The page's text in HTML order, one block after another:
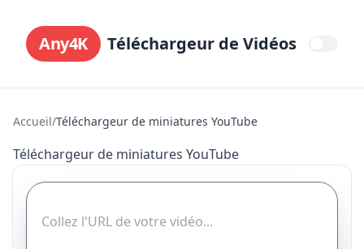
Any4K Téléchargeur de Vidéos
Accueil/Téléchargeur de miniatures YouTube
Téléchargeur de miniatures YouTube